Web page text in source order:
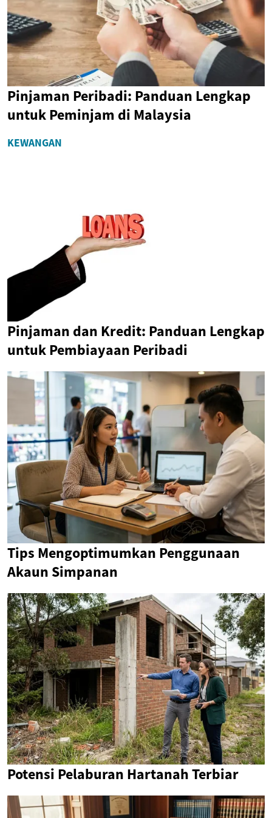
Pinjaman Peribadi: Panduan Lengkap
untuk Peminjam di Malaysia
KEWANGAN
Pinjaman dan Kredit: Panduan Lengkap
untuk Pembiayaan Peribadi
Tips Mengoptimumkan Penggunaan
Akaun Simpanan
Potensi Pelaburan Hartanah Terbiar